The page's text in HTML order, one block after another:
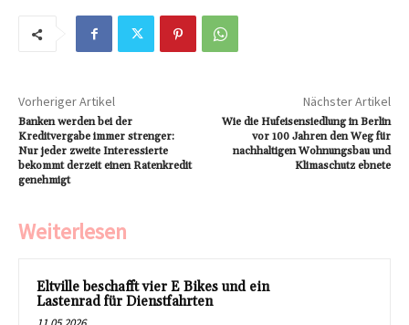
Vorheriger Artikel
Banken werden bei der
Kreditvergabe immer strenger:
Nur jeder zweite Interessierte
bekommt derzeit einen Ratenkredit
genehmigt
Nächster Artikel
Wie die Hufeisensiedlung in Berlin
vor 100 Jahren den Weg für
nachhaltigen Wohnungsbau und
Klimaschutz ebnete
Weiterlesen
Eltville beschafft vier E Bikes und ein
Lastenrad für Dienstfahrten